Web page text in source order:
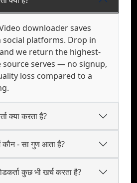
downloader saves
platforms. Drop in
we return the highest-
source serves — no signup,
loss compared to a
क्या करता है?
- सा गुण आता है?
कुछ भी खर्च करता है?